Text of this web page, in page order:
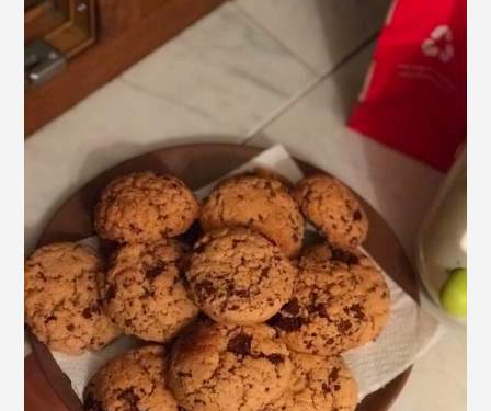
Băuturi reci
Cocktail-uri
Smoothies
Ceva Dulce
Biscuiți, Bomboane și
Fursecuri
Brioșe și Checuri
Budinci, Jeleuri și Sufleuri
Cheesecake
Cozonaci